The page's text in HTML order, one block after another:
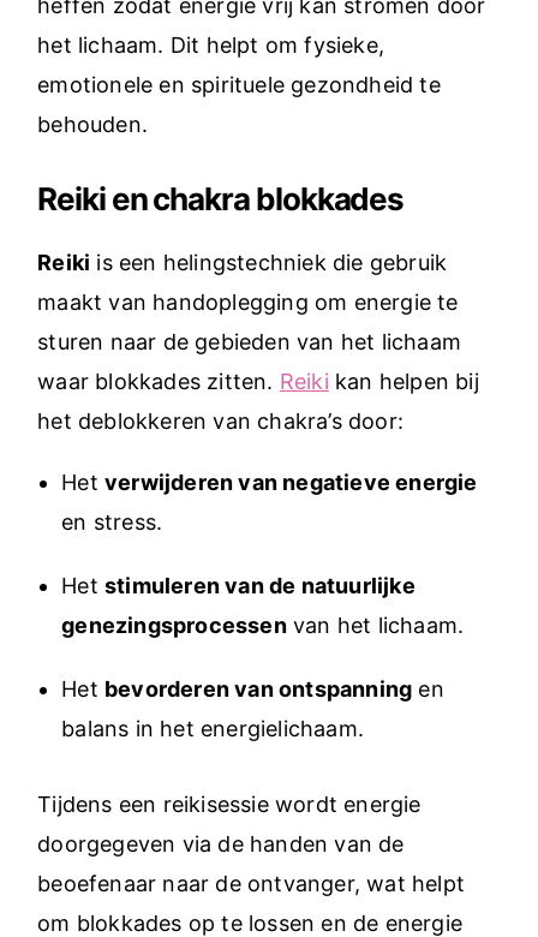
heffen zodat energie vrij kan stromen door
het lichaam. Dit helpt om fysieke,
emotionele en spirituele gezondheid te
behouden.
Reiki en chakra blokkades
Reiki is een helingstechniek die gebruik
maakt van handoplegging om energie te
sturen naar de gebieden van het lichaam
waar blokkades zitten. Reiki kan helpen bij
het deblokkeren van chakra’s door:
Hetverwijderen van negatieve energie
en stress.
Hetstimuleren van de natuurlijke
genezingsprocessenvan het lichaam.
Het bevorderen van ontspanning en
balans in het energielichaam.
Tijdens een reikisessie wordt energie
doorgegeven via de handen van de
beoefenaar naar de ontvanger, wat helpt
om blokkades op te lossen en de energie